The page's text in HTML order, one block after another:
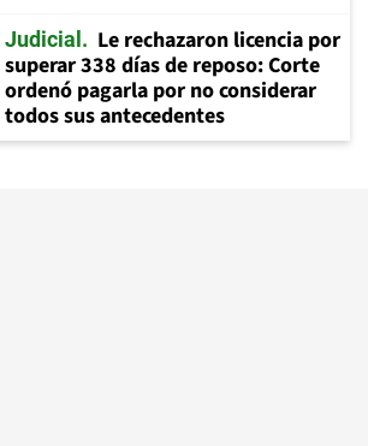
Judicial
Le rechazaron licencia por
superar 338 días de reposo: Corte
ordenó pagarla por no considerar
todos sus antecedentes